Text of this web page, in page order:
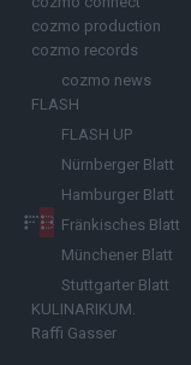
cozmo production
cozmo records
cozmo news
FLASH
FLASH UP
Nürnberger Blatt
Hamburger Blatt
Fränkisches Blatt
Münchener Blatt
Stuttgarter Blatt
KULINARIKUM.
Raffi Gasser